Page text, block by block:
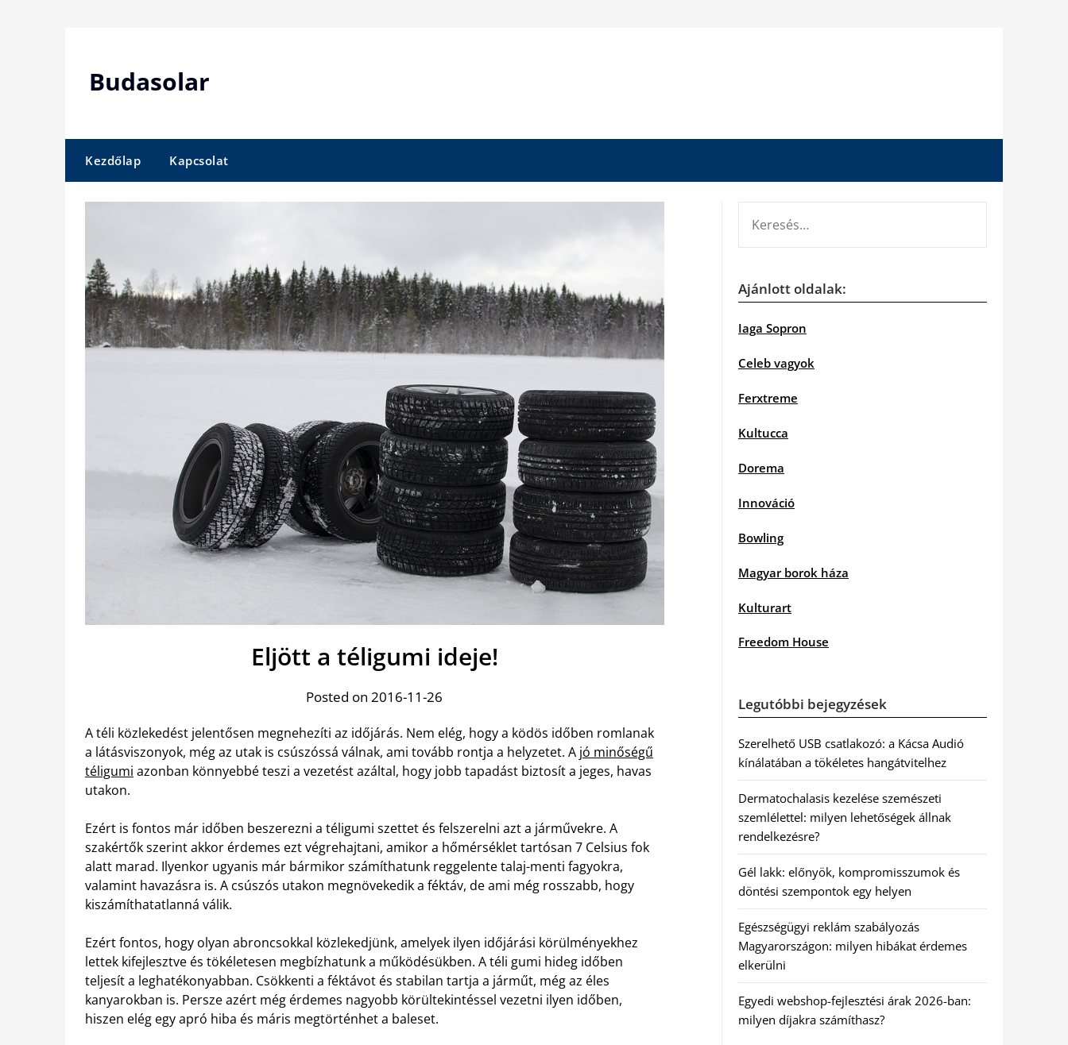
Budasolar
Kezdőlap Kapcsolat
Eljött a téligumi ideje!
Posted on 2016-11-26
A téli közlekedést jelentősen megnehezíti az időjárás. Nem elég, hogy a ködös időben romlanak
a látásviszonyok, még az utak is csúszóssá válnak, ami tovább rontja a helyzetet. A jó minőségű
téligumi azonban könnyebbé teszi a vezetést azáltal, hogy jobb tapadást biztosít a jeges, havas
utakon.
Ezért is fontos már időben beszerezni a téligumi szettet és felszerelni azt a járművekre. A
szakértők szerint akkor érdemes ezt végrehajtani, amikor a hőmérséklet tartósan 7 Celsius fok
alatt marad. Ilyenkor ugyanis már bármikor számíthatunk reggelente talaj-menti fagyokra,
valamint havazásra is. A csúszós utakon megnövekedik a féktáv, de ami még rosszabb, hogy
kiszámíthatatlanná válik.
Ezért fontos, hogy olyan abroncsokkal közlekedjünk, amelyek ilyen időjárási körülményekhez
lettek kifejlesztve és tökéletesen megbízhatunk a működésükben. A téli gumi hideg időben
teljesít a leghatékonyabban. Csökkenti a féktávot és stabilan tartja a járműt, még az éles
kanyarokban is. Persze azért még érdemes nagyobb körültekintéssel vezetni ilyen időben,
hiszen elég egy apró hiba és máris megtörténhet a baleset.
Ajánlott oldalak:
Iaga Sopron
Celeb vagyok
Ferxtreme
Kultucca
Dorema
Innováció
Bowling
Magyar borok háza
Kulturart
Freedom House
Legutóbbi bejegyzések
Szerelhető USB csatlakozó: a Kácsa Audió
kínálatában a tökéletes hangátvitelhez
Dermatochalasis kezelése szemészeti
szemlélettel: milyen lehetőségek állnak
rendelkezésre?
Gél lakk: előnyök, kompromisszumok és
döntési szempontok egy helyen
Egészségügyi reklám szabályozás
Magyarországon: milyen hibákat érdemes
elkerülni
Egyedi webshop-fejlesztési árak 2026-ban:
milyen díjakra számíthasz?